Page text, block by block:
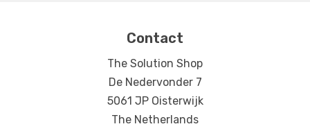
Contact
The Solution Shop
De Nedervonder 7
5061 JP Oisterwijk
The Netherlands